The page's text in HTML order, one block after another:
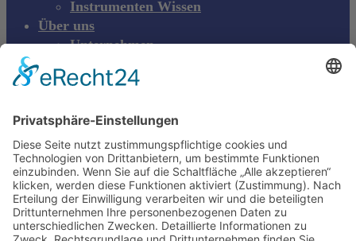
Instrumenten Wissen
Über uns
Unternehmen
Kontakt
DE
DE
EN
Young Innovations
Europe GmbH
Mittermaierstraße 31